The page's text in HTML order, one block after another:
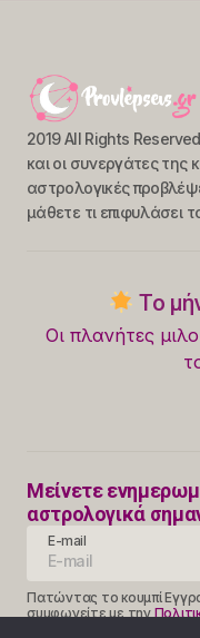
2019 All Rights
και οι συνεργάτες
αστρολογικές
μάθετε τι επιφυλάσει
Το
Οι πλανήτες
Μείνετε
αστρολογικά
E-mail
Πατώντας το κουμπί
συμφωνείτε με την